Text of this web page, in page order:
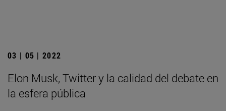
03 | 05 | 2022
Elon Musk, Twitter y la calidad del debate en
la esfera pública